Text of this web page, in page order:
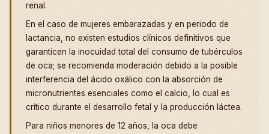
renal.
En el caso de mujeres embarazadas y en periodo de
lactancia, no existen estudios clínicos definitivos que
garanticen la inocuidad total del consumo de tubérculos
de oca; se recomienda moderación debido a la posible
interferencia del ácido oxálico con la absorción de
micronutrientes esenciales como el calcio, lo cual es
crítico durante el desarrollo fetal y la producción láctea.
Para niños menores de 12 años, la oca debe